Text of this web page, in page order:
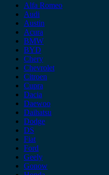
Alfa Romeo
Audi
Austin
Acura
BMW
BYD
Chery
Chevrolet
Citroen
Cupra
Dacia
Daewoo
Daihatsu
Dodge
DS
Fiat
Ford
Geely
Gonow